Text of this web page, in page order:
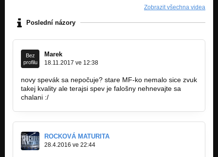
Zobrazit všechna videa
Poslední názory
Bez
profilu
Marek
18.11.2017 ve 12:38
novy spevák sa nepočuje? stare MF-ko nemalo sice zvuk
takej kvality ale terajsi spev je falošny nehnevajte sa
chalani :/
ROCKOVÁ MATURITA
28.4.2016 ve 22:44